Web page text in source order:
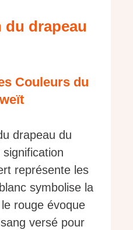
drapeau
Couleurs du
drapeau du
représente les
symbolise la
rouge évoque
versé pour